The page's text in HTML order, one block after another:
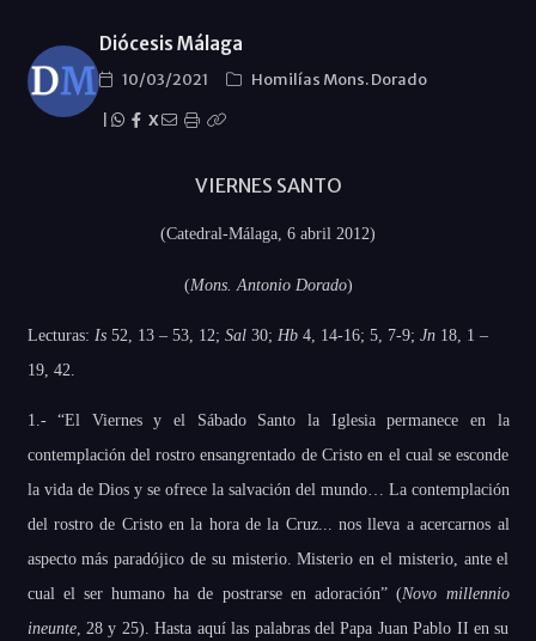
Diócesis Málaga
10/03/2021
Homilías Mons. Dorado
X
VIERNES SANTO
(Catedral-Málaga, 6 abril 2012)
(Mons. Antonio Dorado)
Lecturas: Is52, 13 – 53, 12; Sal30; Hb4, 14-16; 5, 7-9; Jn18, 1 –
19, 42.
1.- “El Viernes y el Sábado Santo la Iglesia permanece en la
contemplación del rostro ensangrentado de Cristo en el cual se esconde
la vida de Dios y se ofrece la salvación del mundo… La contemplación
del rostro de Cristo en la hora de la Cruz... nos lleva a acercarnos al
aspecto más paradójico de su misterio. Misterio en el misterio, ante el
cual el ser humano ha de postrarse en adoración” (Novo millennio
ineunte, 28 y 25). Hasta aquí las palabras del Papa Juan Pablo II en su